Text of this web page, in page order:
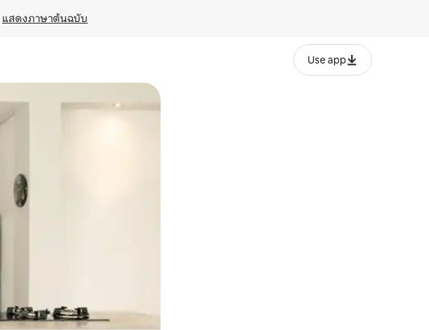
แสดงภาษาต้นฉบับ
Use app